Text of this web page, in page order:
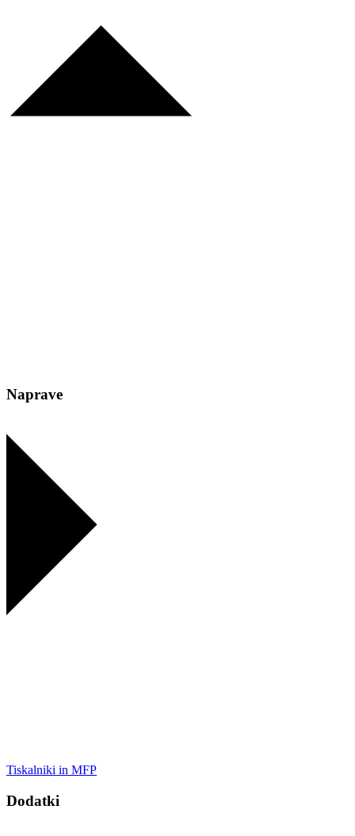
Naprave
Tiskalniki in MFP
Dodatki